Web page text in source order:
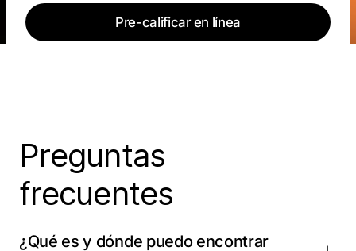
Pre-calificar en línea
Preguntas
frecuentes
¿Qué es y dónde puedo encontrar